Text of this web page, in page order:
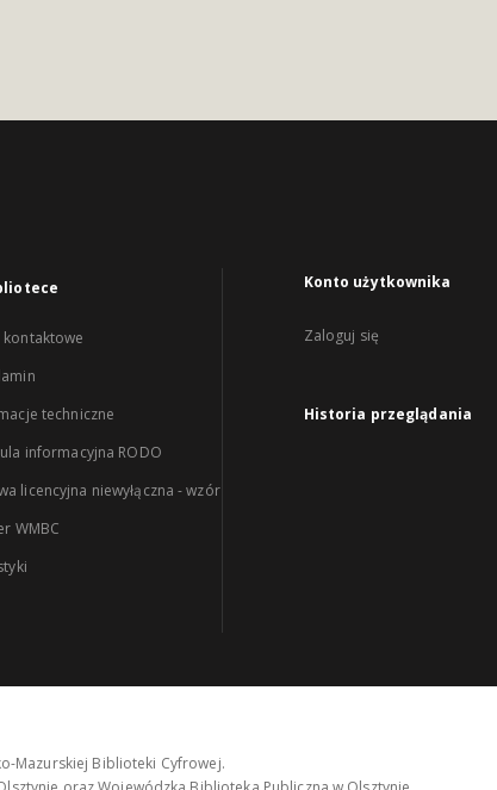
kontaktowe
techniczne
informacyjna RODO
licencyjna niewyłączna - wzór
WMBC
Konto użytkownika
Zaloguj się
Historia przeglądania
Mazurskiej Biblioteki Cyfrowej.